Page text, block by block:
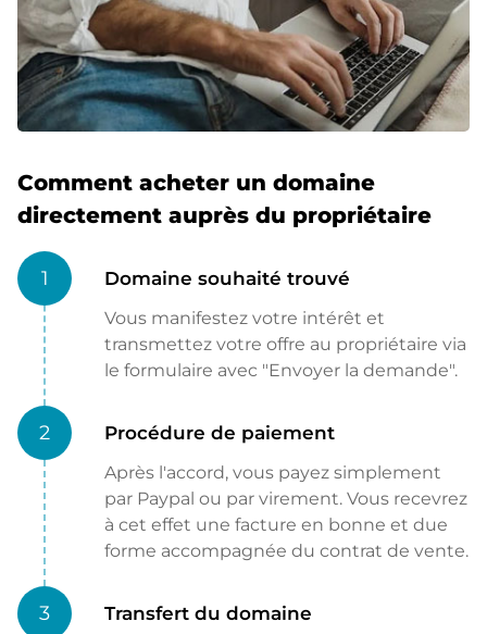
Comment acheter un domaine
directement auprès du propriétaire
1 Domaine souhaité trouvé
Vous manifestez votre intérêt et
transmettez votre offre au propriétaire via
le formulaire avec "Envoyer la demande".
2 Procédure de paiement
Après l'accord, vous payez simplement
par Paypal ou par virement. Vous recevrez
à cet effet une facture en bonne et due
forme accompagnée du contrat de vente.
3 Transfert du domaine